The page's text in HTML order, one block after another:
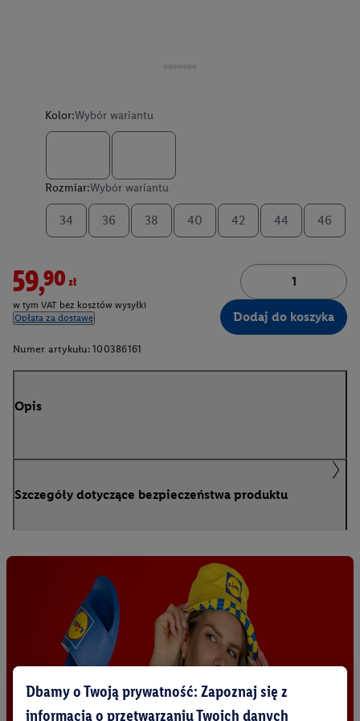
Kolor:Wybór wariantu
Rozmiar:Wybór wariantu
34 36 38 40 42 44 46
59,90zł
w tym VAT bez kosztów wysyłki
Opłata za dostawę
Dodaj do koszyka
Numer artykułu: 100386161
Opis
Szczegóły dotyczące bezpieczeństwa produktu
Dbamy o Twoją prywatność: Zapoznaj się z
informacją o przetwarzaniu Twoich danych